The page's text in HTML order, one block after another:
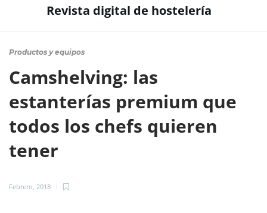
Revista digital de hostelería
Productos y equipos
Camshelving: las
estanterías premium que
todos los chefs quieren
tener
Febrero, 2018